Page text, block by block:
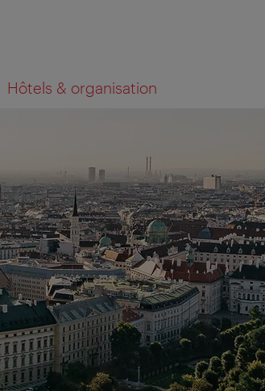
Hôtels & organisation